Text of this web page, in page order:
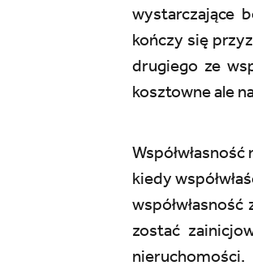
wystarczające
kończy się
drugiego ze
kosztowne ale
kiedy
zostać
nieruchomości.